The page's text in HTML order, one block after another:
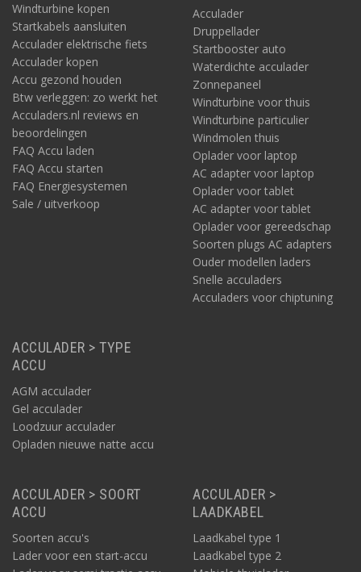
Windturbine kopen
Startkabels aansluiten
Acculader elektrische fiets
Acculader kopen
Accu gezond houden
Btw verleggen: zo werkt het
Acculaders.nl reviews en
beoordelingen
FAQ Accu laden
FAQ Accu starten
FAQ Energiesystemen
Sale / uitverkoop
Acculader
Druppellader
Startbooster auto
Waterdichte acculader
Zonnepaneel
Windturbine voor thuis
Windturbine particulier
Windmolen thuis
Oplader voor laptop
AC adapter voor laptop
Oplader voor tablet
AC adapter voor tablet
Oplader voor gereedschap
Soorten plugs AC adapters
Ouder modellen laders
Snelle acculaders
Acculaders voor chiptuning
ACCULADER > TYPE
ACCU
AGM acculader
Gel acculader
Loodzuur acculader
Opladen nieuwe natte accu
ACCULADER > SOORT
ACCU
Soorten accu's
Lader voor een start-accu
ACCULADER >
LAADKABEL
Laadkabel type 1
Laadkabel type 2